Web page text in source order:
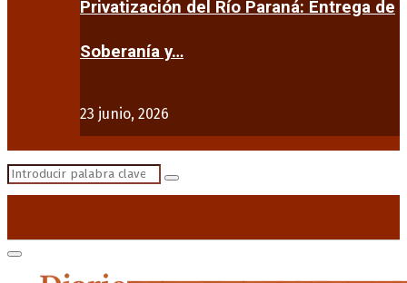
Privatización del Río Paraná: Entrega de
Soberanía y…
23 junio, 2026
Search
Search
Primary
Menu